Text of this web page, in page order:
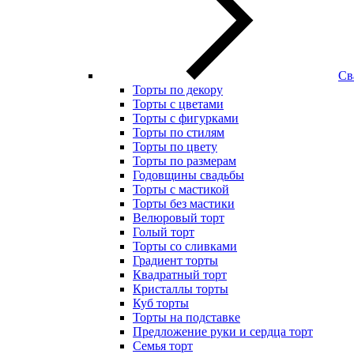
Торты по декору
Торты с цветами
Торты с фигурками
Торты по стилям
Торты по цвету
Торты по размерам
Годовщины свадьбы
Торты с мастикой
Торты без мастики
Велюровый торт
Голый торт
Торты со сливками
Градиент торты
Квадратный торт
Кристаллы торты
Куб торты
Торты на подставке
Предложение руки и сердца торт
Семья торт